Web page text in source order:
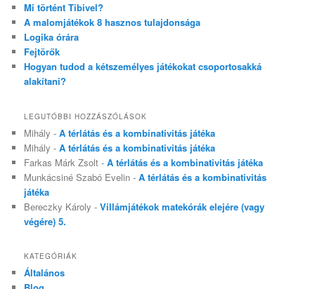
Mi történt Tibivel?
A malomjátékok 8 hasznos tulajdonsága
Logika órára
Fejtörők
Hogyan tudod a kétszemélyes játékokat csoportosakká
alakítani?
LEGUTÓBBI HOZZÁSZÓLÁSOK
Mihály -A térlátás és a kombinativitás játéka
Mihály -A térlátás és a kombinativitás játéka
Farkas Márk Zsolt -A térlátás és a kombinativitás játéka
Munkácsiné Szabó Evelin -A térlátás és a kombinativitás
játéka
Bereczky Károly -Villámjátékok matekórák elejére (vagy
végére) 5.
KATEGÓRIÁK
Általános